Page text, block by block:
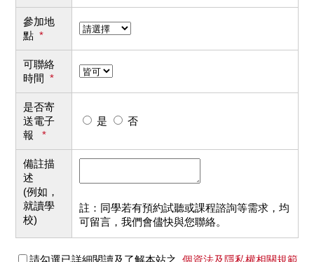
參加地
點 *
可聯絡
時間 *
是否寄
送電子
報
*
是 否
備註描
述
(例如，
就讀學
校)
註：同學若有預約試聽或課程諮詢等需求，均
可留言，我們會儘快與您聯絡。